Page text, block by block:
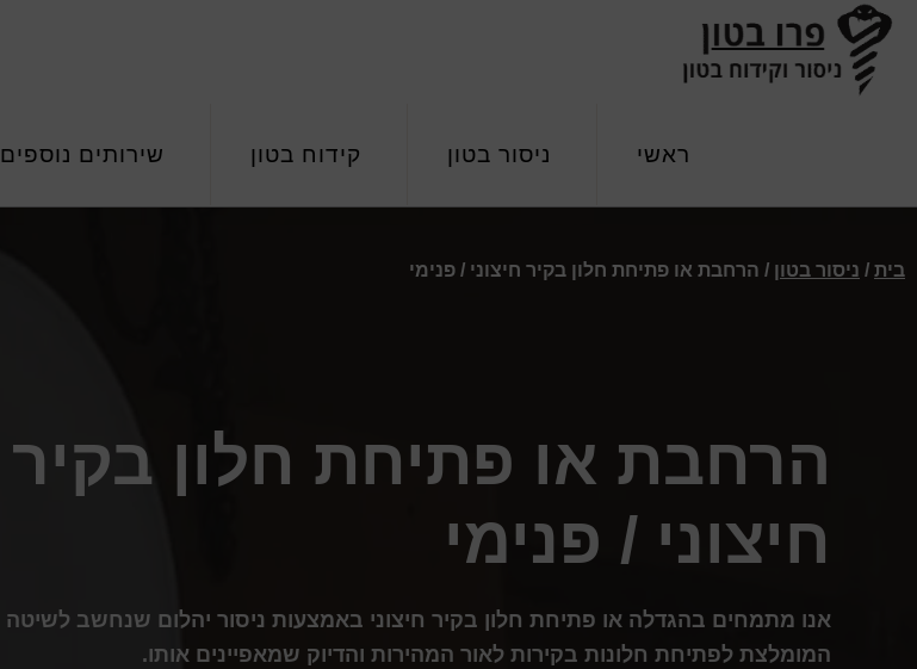
Skip
primary
Skip
main
Skip
footer
ראשי ניסור בטון קידוח בטון שירותים נוספים
בית / ניסור בטון / הרחבת או פתיחת חלון בקיר חיצוני / פנימי
הרחבת או פתיחת חלון בקיר
חיצוני / פנימי
אנו מתמחים בהגדלה או פתיחת חלון בקיר חיצוני באמצעות ניסור יהלום שנחשב לשיטה
המומלצת לפתיחת חלונות בקירות לאור המהירות והדיוק שמאפיינים אותו.